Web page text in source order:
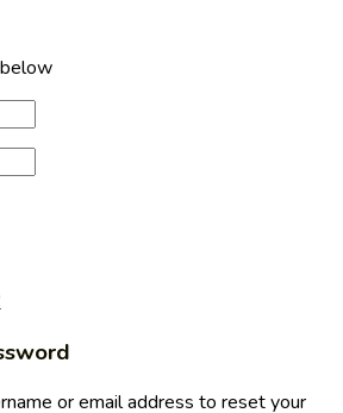
or email address to reset your